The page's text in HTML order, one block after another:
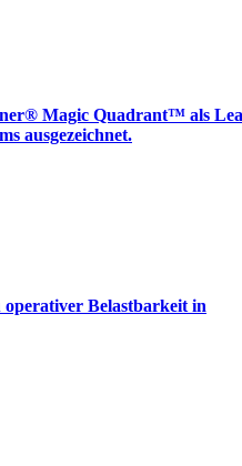
Magic Quadrant™ als
ausgezeichnet.
Belastbarkeit in